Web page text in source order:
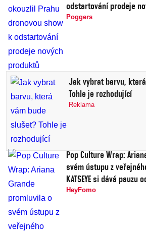
odstartování prodeje
Poggers
Jak vybrat barvu,
Tohle je rozhodující
Reklama
Pop Culture Wrap:
svém ústupu z
KATSEYE si dává pauzu
HeyFomo